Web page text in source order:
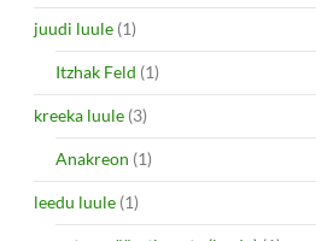
juudi luule (1)
Itzhak Feld (1)
kreeka luule (3)
Anakreon (1)
leedu luule (1)